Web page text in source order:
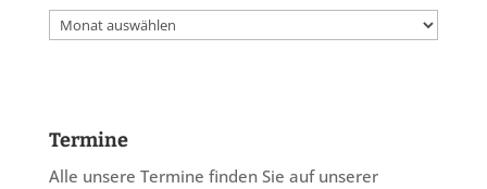
Archiv
Termine
Alle unsere Termine finden Sie auf unserer